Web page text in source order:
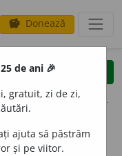
savings Donează
clear
opțiuni
de ani 🎉
gratuit, zi de zi,
ajuta să păstrăm
și pe viitor.